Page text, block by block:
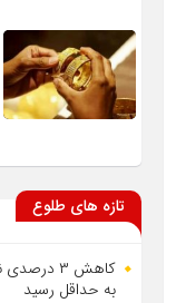
تازه های طلوع
کاهش ۳
به حداقل رسید